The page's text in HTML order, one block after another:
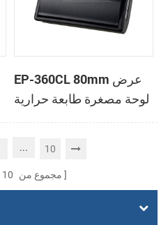
EP-360CL 80mm عرض
لوحة مصغرة طابعة حرارية
مع لصناعة السيارات في
... 10
مجموع من 10